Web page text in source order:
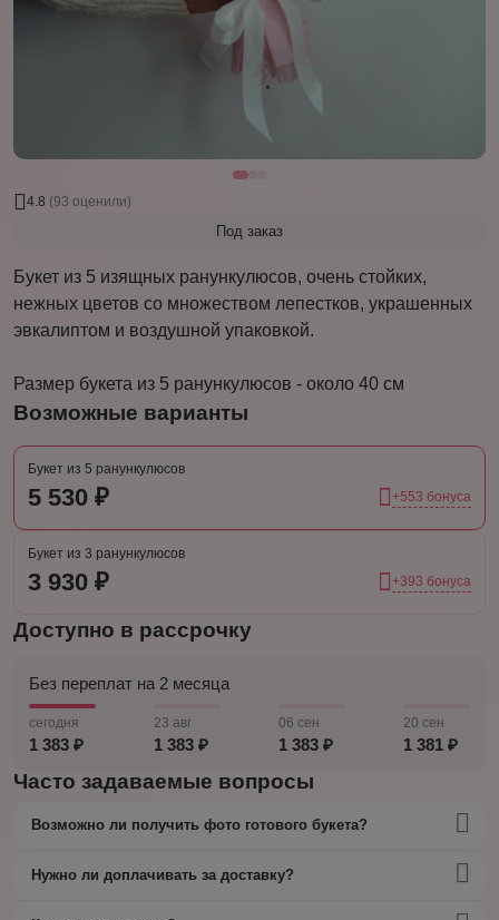
4.8 (93 оценили)
Под заказ
Букет из 5 изящных ранункулюсов, очень стойких,
нежных цветов со множеством лепестков, украшенных
эвкалиптом и воздушной упаковкой.
Размер букета из 5 ранункулюсов - около 40 см
Возможные варианты
Букет из 5 ранункулюсов
5 530 ₽ +553 бонуса
Букет из 3 ранункулюсов
3 930 ₽ +393 бонуса
Доступно в рассрочку
Без переплат на 2 месяца
сегодня
1 383 ₽
23 авг
1 383 ₽
06 сен
1 383 ₽
20 сен
1 381 ₽
Часто задаваемые вопросы
Возможно ли получить фото готового букета?
Нужно ли доплачивать за доставку?